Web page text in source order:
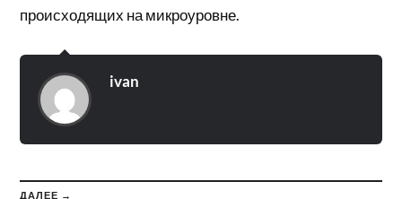
происходящих на микроуровне.
ivan
ДАЛЕЕ →